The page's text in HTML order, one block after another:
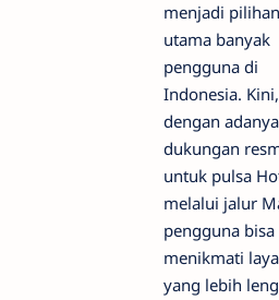
menjadi pilihan
utama banyak
pengguna di
Indonesia. Kini,
dengan adanya
dukungan
untuk pulsa
melalui jalur
pengguna bisa
menikmati
yang lebih